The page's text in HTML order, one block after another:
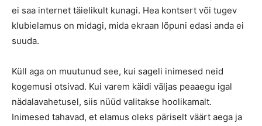
ei saa internet täielikult kunagi. Hea kontsert või tugev
klubielamus on midagi, mida ekraan lõpuni edasi anda ei
suuda.
Küll aga on muutunud see, kui sageli inimesed neid
kogemusi otsivad. Kui varem käidi väljas peaaegu igal
nädalavahetusel, siis nüüd valitakse hoolikamalt.
Inimesed tahavad, et elamus oleks päriselt väärt aega ja